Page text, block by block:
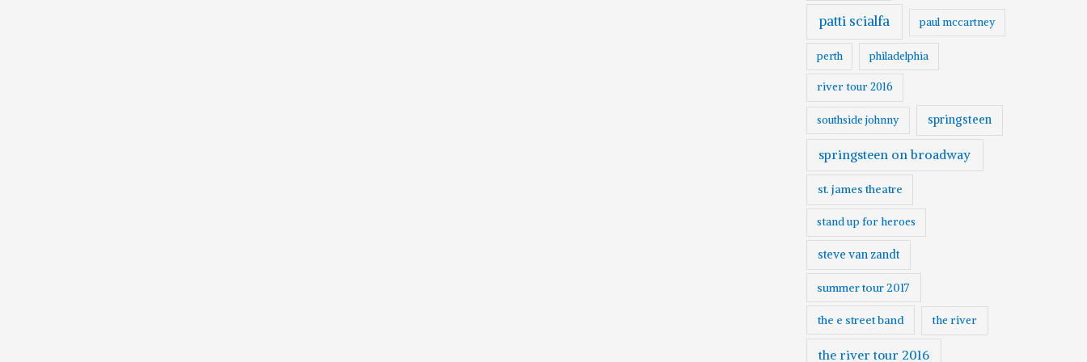
patti scialfa paul mccartney
perth philadelphia
river tour 2016
southside johnny springsteen
springsteen on broadway
st. james theatre
stand up for heroes
steve van zandt
summer tour 2017
the e street band the river
the river tour 2016